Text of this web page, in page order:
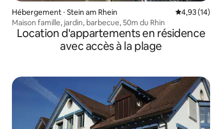
Hébergement ⋅ Stein am Rhein Évaluation
4,93 (14)
Maison famille, jardin, barbecue, 50m du Rhin
Location d'appartements en résidence
avec accès à la plage